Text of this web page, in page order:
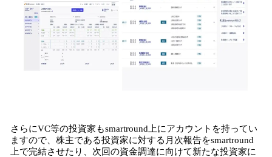
さらにVC等の投資家もsmartround上にアカウントを持ってい
ますので、株主である投資家に対する月次報告をsmartround
上で完結させたり、次回の資金調達に向けて新たな投資家に